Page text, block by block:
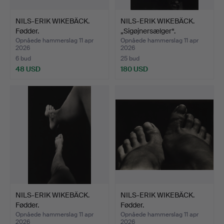
NILS-ERIK WIKEBÄCK.
Fødder.
Opnåede hammerslag 11 apr
2026
6 bud
48 USD
NILS-ERIK WIKEBÄCK.
„Sigøjnersælger“.
Opnåede hammerslag 11 apr
2026
25 bud
180 USD
NILS-ERIK WIKEBÄCK.
Fødder.
Opnåede hammerslag 11 apr
2026
NILS-ERIK WIKEBÄCK.
Fødder.
Opnåede hammerslag 11 apr
2026